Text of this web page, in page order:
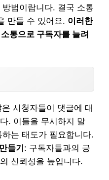
법이랍니다. 결국 소통
만들 수 있어요. 이러한
통으로 구독자를 늘려
은 시청자들이 댓글에 대
. 이들을 무시하지 말
는 태도가 필요합니다.
들기 : 구독자들과의 긍
신뢰성을 높입니다.